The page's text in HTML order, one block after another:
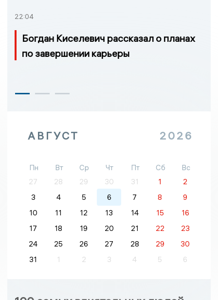
22:04
Богдан Киселевич рассказал о планах
по завершении карьеры
АВГУСТ 2026
Пн Вт Ср Чт Пт Сб
Вс
27
28 29 30 31 1
2
3
4 5 6 7 8
9
10
11 12 13 14 15
16
17
18 19 20 21 22
23
24
25 26 27 28 29
30
31
1 2 3 4 5 6